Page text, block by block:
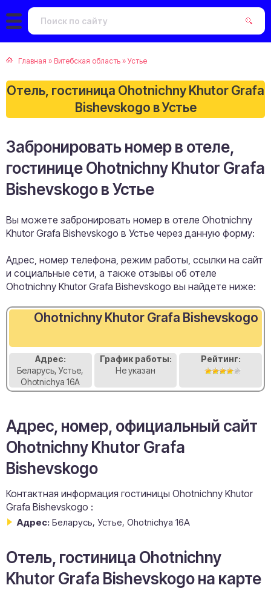
Главная » Витебская область » Устье
Отель, гостиница Ohotnichny Khutor Grafa
Bishevskogo в Устье
Забронировать номер в отеле,
гостинице Ohotnichny Khutor Grafa
Bishevskogo в Устье
Вы можете забронировать номер в отеле Ohotnichny
Khutor Grafa Bishevskogo в Устье через данную форму:
Адрес, номер телефона, режим работы, ссылки на сайт
и социальные сети, а также отзывы об отеле
Ohotnichny Khutor Grafa Bishevskogo вы найдете ниже:
Ohotnichny Khutor Grafa Bishevskogo
Адрес:
Беларусь, Устье,
Ohotnichya 16A
График работы:
Не указан
Рейтинг:
Адрес, номер, официальный сайт
Ohotnichny Khutor Grafa
Bishevskogo
Контактная информация гостиницы Ohotnichny Khutor
Grafa Bishevskogo :
Адрес: Беларусь, Устье, Ohotnichya 16A
Отель, гостиница Ohotnichny
Khutor Grafa Bishevskogo на карте